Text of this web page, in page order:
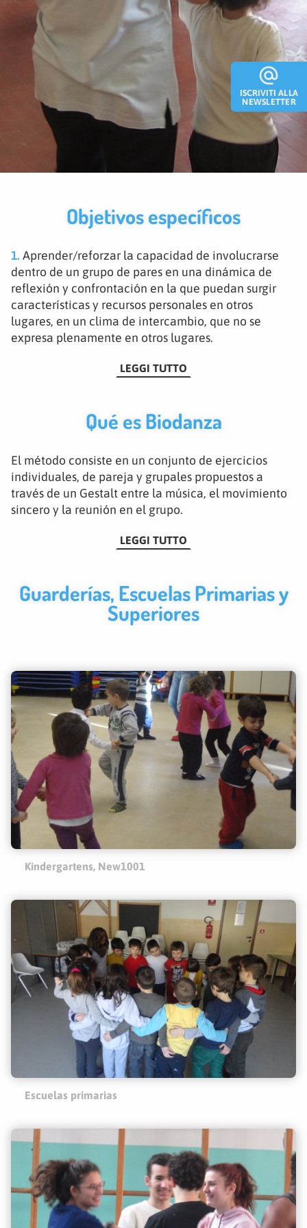
alternate_email
ISCRIVITI ALLA
NEWSLETTER
Objetivos específicos
1. Aprender/reforzar la capacidad de involucrarse
dentro de un grupo de pares en una dinámica de
reflexión y confrontación en la que puedan surgir
características y recursos personales en otros
lugares, en un clima de intercambio, que no se
expresa plenamente en otros lugares.
LEGGI TUTTO
Qué es Biodanza
El método consiste en un conjunto de ejercicios
individuales, de pareja y grupales propuestos a
través de un Gestalt entre la música, el movimiento
sincero y la reunión en el grupo.
LEGGI TUTTO
Guarderías, Escuelas Primarias y
Superiores
Kindergartens, New1001
Escuelas primarias